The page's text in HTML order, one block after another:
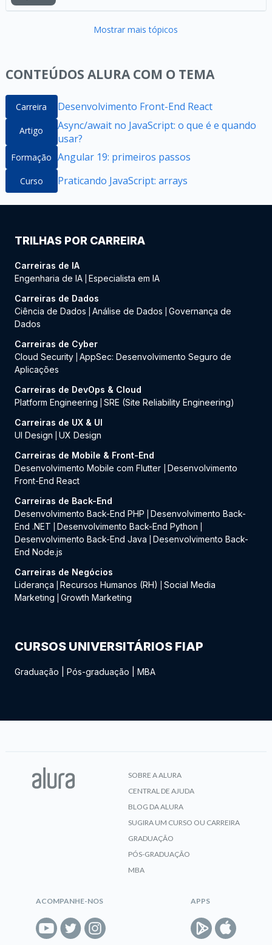
Mostrar mais tópicos
CONTEÚDOS ALURA COM O TEMA
Carreira Desenvolvimento Front-End React
Artigo
Async/await no JavaScript: o que é e quando
usar?
Formação Angular 19: primeiros passos
Curso Praticando JavaScript: arrays
TRILHAS POR CARREIRA
Carreiras de IA
Engenharia de IA Especialista em IA
Carreiras de Dados
Ciência de Dados
Análise de Dados
Governança de
Dados
Carreiras de Cyber
Cloud Security AppSec: Desenvolvimento Seguro de
Aplicações
Carreiras de DevOps & Cloud
Platform Engineering
SRE (Site Reliability Engineering)
Carreiras de UX & UI
UI Design
UX Design
Carreiras de Mobile & Front-End
Desenvolvimento Mobile com Flutter
Desenvolvimento
Front-End React
Carreiras de Back-End
Desenvolvimento Back-End PHP
Desenvolvimento Back-
End .NET
Desenvolvimento Back-End Python
Desenvolvimento Back-End Java
Desenvolvimento Back-
End Node.js
Carreiras de Negócios
Liderança
Recursos Humanos (RH)
Social Media
Marketing
Growth Marketing
CURSOS UNIVERSITÁRIOS FIAP
Graduação Pós-graduação MBA
SOBRE A ALURA
CENTRAL DE AJUDA
BLOG DA ALURA
SUGIRA UM CURSO OU CARREIRA
GRADUAÇÃO
PÓS-GRADUAÇÃO
MBA
ACOMPANHE-NOS APPS